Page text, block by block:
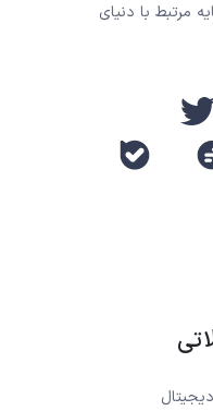
مرتبط با دنیای